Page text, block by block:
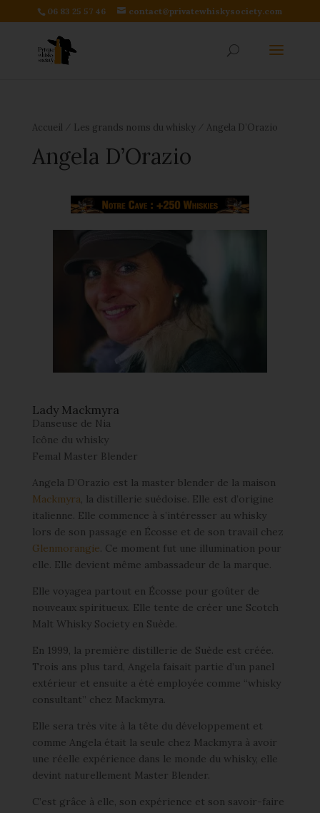
06 83 25 57 46 contact@privatewhiskysociety.com
Accueil Les grands noms du whisky⁄ Angela D’Orazio
Angela D’Orazio
Lady Mackmyra
Danseuse de Nia
Icône du whisky
Femal Master Blender
Angela D’Orazio est la master blender de la maison
Mackmyra, la distillerie suédoise. Elle est d’origine
italienne. Elle commence à s’intéresser au whisky
lors de son passage en Écosse et de son travail chez
Glenmorangie. Ce moment fut une illumination pour
elle. Elle devient même ambassadeur de la marque.
Elle voyagea partout en Écosse pour goûter de
nouveaux spiritueux. Elle tente de créer une Scotch
Malt Whisky Society en Suède.
En 1999, la première distillerie de Suède est créée.
Trois ans plus tard, Angela faisait partie d’un panel
extérieur et ensuite a été employée comme “whisky
consultant” chez Mackmyra.
Elle sera très vite à la tête du développement et
comme Angela était la seule chez Mackmyra à avoir
une réelle expérience dans le monde du whisky, elle
devint naturellement Master Blender.
C’est grâce à elle, son expérience et son savoir-faire